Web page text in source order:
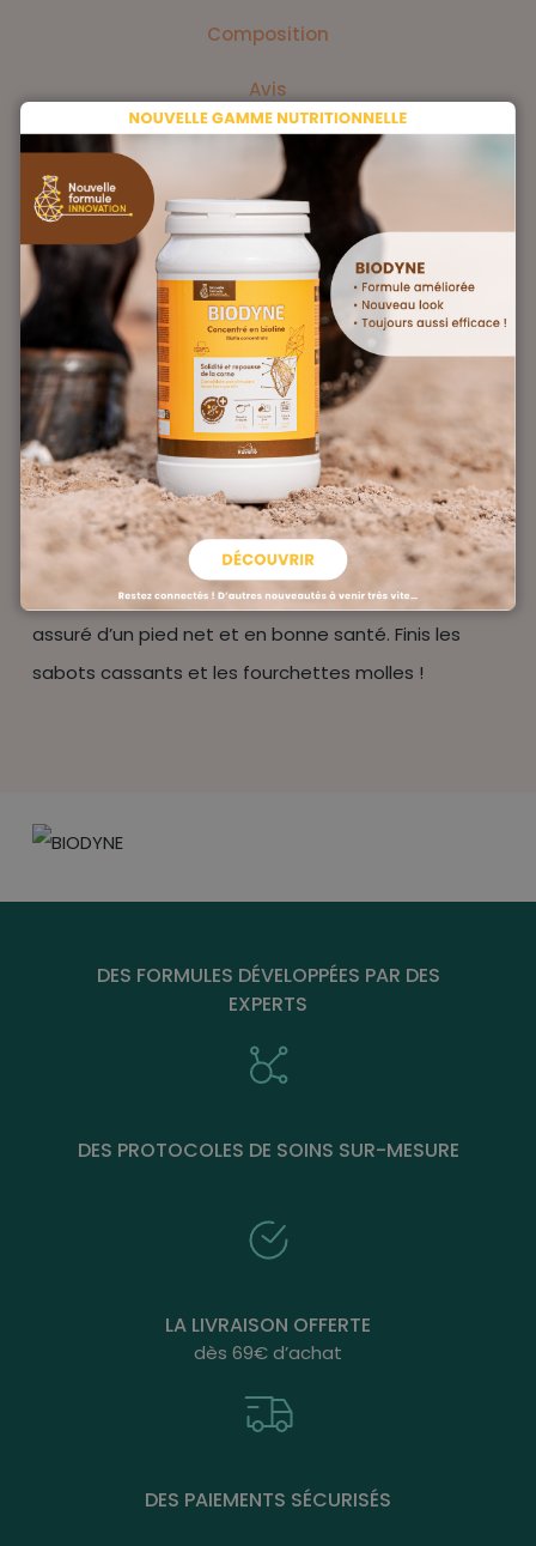
Composition
Avis
Le pied de votre cheval subit de nombreuses
agressions externes : humidité de la litière, sols
abrasifs, chocs lors du travail… Il est donc primordial
d’aider votre cheval en entretenant régulièrement
ses pieds. Formulé par nos experts, BIODYNE contient
de la D-Biotine, de la Méthionine, du Zinc et du
Cuivre favorisant la repousse de la corne et la
solidité du sabot. BIODYNE apporte 20 mg de Biotine
pure par jour, quantité nécessaire pour protéger le
sabot efficacement. Les éléments contenus dans
BIODYNE participent également à la santé et à la
beauté des crins, et assurent la brillance de la robe
de votre cheval. En donnant BIODYNE, vous êtes
assuré d’un pied net et en bonne santé. Finis les
sabots cassants et les fourchettes molles !
DES FORMULES DÉVELOPPÉES PAR DES
EXPERTS
DES PROTOCOLES DE SOINS SUR-MESURE
LA LIVRAISON OFFERTE
dès 69€ d’achat
DES PAIEMENTS SÉCURISÉS